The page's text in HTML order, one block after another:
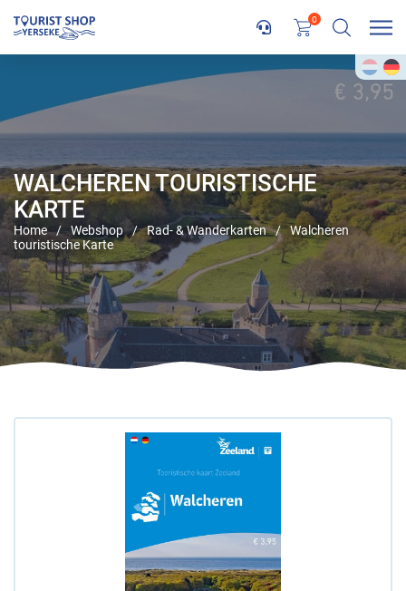
0
WALCHEREN TOURISTISCHE
KARTE
Home / Webshop / Rad- & Wanderkarten /
Walcheren
touristische Karte